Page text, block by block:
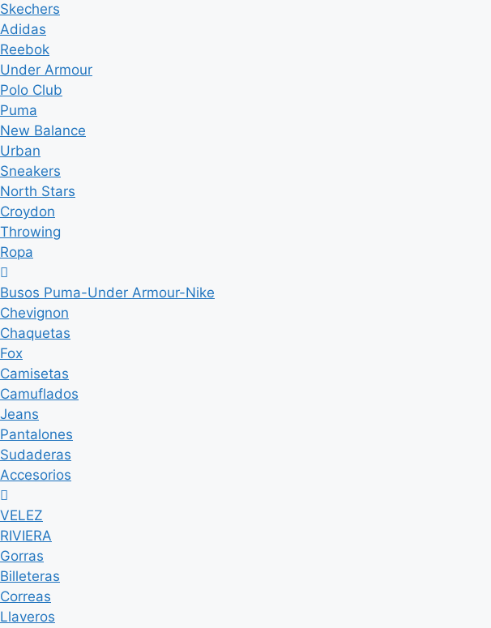
Skechers
Adidas
Reebok
Under Armour
Polo Club
Puma
New Balance
Urban
Sneakers
North Stars
Croydon
Throwing
Ropa
Busos Puma-Under Armour-Nike
Chevignon
Chaquetas
Fox
Camisetas
Camuflados
Jeans
Pantalones
Sudaderas
Accesorios
VELEZ
RIVIERA
Gorras
Billeteras
Correas
Llaveros